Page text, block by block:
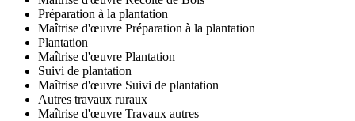
Préparation à la plantation
Maîtrise d'œuvre Préparation à la plantation
Plantation
Maîtrise d'œuvre Plantation
Suivi de plantation
Maîtrise d'œuvre Suivi de plantation
Autres travaux ruraux
Maîtrise d'œuvre Travaux autres